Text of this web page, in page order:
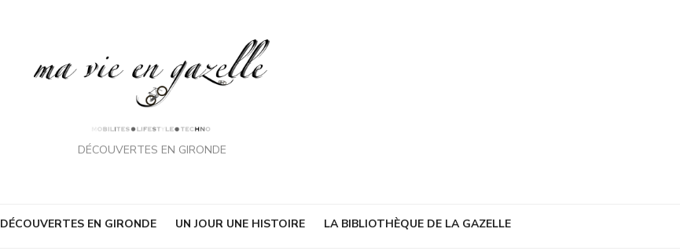
DÉCOUVERTES EN GIRONDE
DÉCOUVERTES EN GIRONDE UN JOUR UNE HISTOIRE LA BIBLIOTHÈQUE DE LA GAZELLE